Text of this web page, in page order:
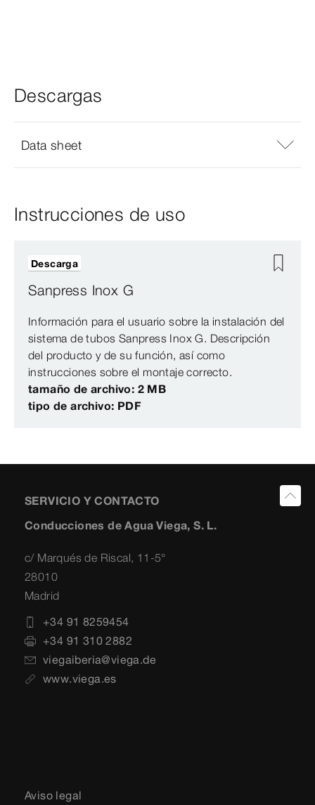
Descargas
Data sheet
Instrucciones de uso
Sanpress Inox G
Información para el usuario sobre la instalación del
sistema de tubos Sanpress Inox G. Descripción
del producto y de su función, así como
instrucciones sobre el montaje correcto.
tamaño de archivo: 2 MB
tipo de archivo: PDF
Descarga
SERVICIO Y CONTACTO
Conducciones de Agua Viega, S. L.
c/ Marqués de Riscal, 11-5°
28010
Madrid
+34 91 8259454
+34 91 310 2882
viegaiberia@viega.de
www.viega.es
Aviso legal